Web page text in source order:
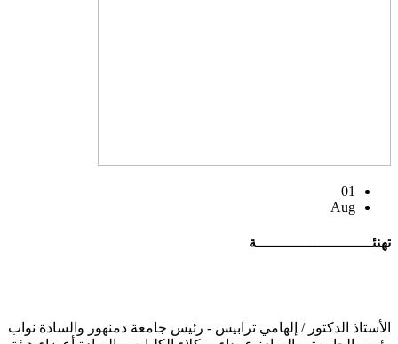
01
Aug
تهنئــــــــــــــــــــــــــة
الأستاذ الدكتور / إلهامي ترابيس - رئيس جامعة دمنهور والسادة نواب